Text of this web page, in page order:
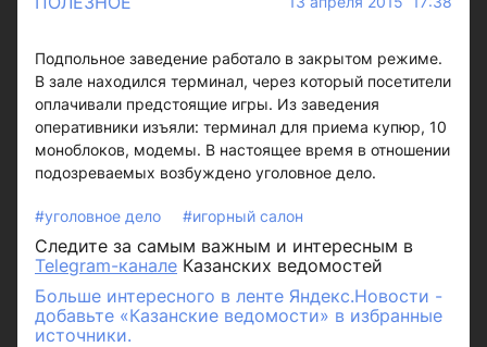
Подпольное заведение работало в закрытом режиме.
В зале находился терминал, через который посетители
оплачивали предстоящие игры. Из заведения
оперативники изъяли: терминал для приема купюр, 10
моноблоков, модемы. В настоящее время в отношении
подозреваемых возбуждено уголовное дело.
#уголовное дело #игорный салон
Следите за самым важным и интересным в
Telegram-канале Казанских ведомостей
Больше интересного в ленте Яндекс.Новости -
добавьте «Казанские ведомости» в избранные
источники.